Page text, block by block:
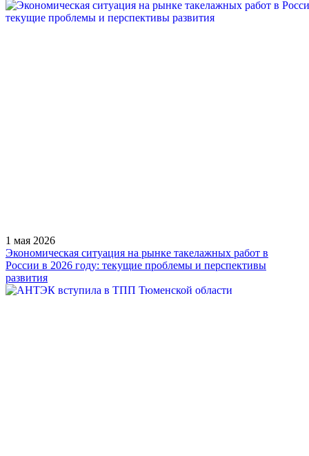
1 мая 2026
Экономическая ситуация на рынке такелажных работ в
России в 2026 году: текущие проблемы и перспективы
развития